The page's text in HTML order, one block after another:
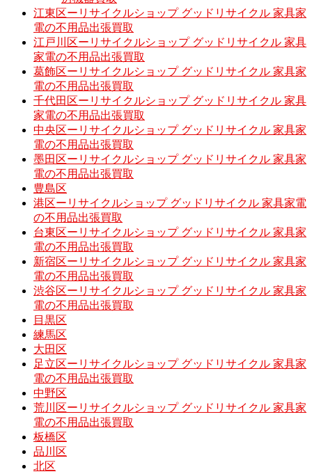
江東区ーリサイクルショップ グッドリサイクル 家具家
電の不用品出張買取
江戸川区ーリサイクルショップ グッドリサイクル 家具
家電の不用品出張買取
葛飾区ーリサイクルショップ グッドリサイクル 家具家
電の不用品出張買取
千代田区ーリサイクルショップ グッドリサイクル 家具
家電の不用品出張買取
中央区ーリサイクルショップ グッドリサイクル 家具家
電の不用品出張買取
墨田区ーリサイクルショップ グッドリサイクル 家具家
電の不用品出張買取
豊島区
港区ーリサイクルショップ グッドリサイクル 家具家電
の不用品出張買取
台東区ーリサイクルショップ グッドリサイクル 家具家
電の不用品出張買取
新宿区ーリサイクルショップ グッドリサイクル 家具家
電の不用品出張買取
渋谷区ーリサイクルショップ グッドリサイクル 家具家
電の不用品出張買取
目黒区
練馬区
大田区
足立区ーリサイクルショップ グッドリサイクル 家具家
電の不用品出張買取
中野区
荒川区ーリサイクルショップ グッドリサイクル 家具家
電の不用品出張買取
板橋区
品川区
北区